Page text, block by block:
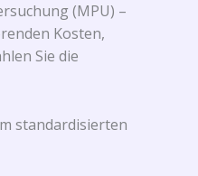
(MPU) –
Kosten,
Sie die
standardisierten